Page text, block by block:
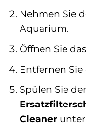
Nehmen Sie
Aquarium.
Öffnen Sie
Entfernen
Spülen Sie
Cleanerunter